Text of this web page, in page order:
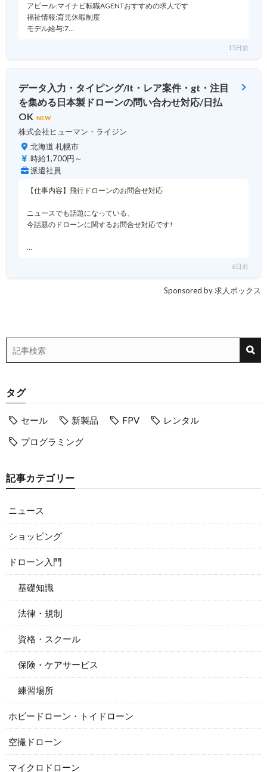
アピール:マイナビ転職AGENTおすすめの求人です
福祉情報:育児休暇制度
モデル給与:7…
15日前
データ入力・タイピング/lt・レア案件・gt・注目
を集める日本製ドローンの問い合わせ対応/日払
OK NEW
株式会社ヒューマン・ライジン
北海道 札幌市
時給1,700円～
派遣社員
【仕事内容】飛行ドローンのお問合せ対応
ニュースでも話題になっている、
今話題のドローンに関するお問合せ対応です!
…
6日前
Sponsored by 求人ボックス
タグ
セール 新製品 FPV
レンタル
プログラミング
記事カテゴリー
ニュース
ショッピング
ドローン入門
基礎知識
法律・規制
資格・スクール
保険・ケアサービス
練習場所
ホビードローン・トイドローン
空撮ドローン
マイクロドローン